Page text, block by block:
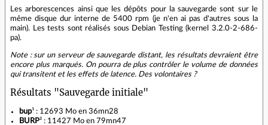
Les arborescences ainsi que les dépôts pour la sauvegarde sont sur le
même disque dur interne de 5400 rpm (je n'en ai pas d'autres sous la
main). Les tests sont réalisés sous Debian Testing (kernel 3.2.0-2-686-
pa).
Note : sur un serveur de sauvegarde distant, les résultats devraient être
encore plus marqués. On pourra de plus contrôler le volume de données
qui transitent et les effets de latence. Des volontaires ?
Résultats "Sauvegarde initiale"
bup¹ : 12693 Mo en 36mn28
BURP² : 11427 Mo en 79mn47